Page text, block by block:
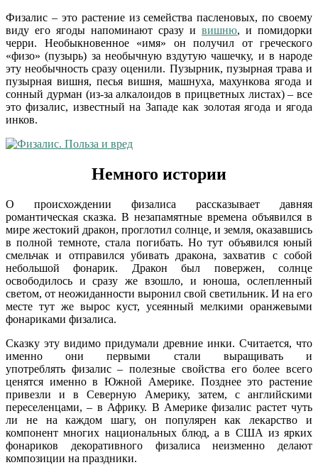
Физалис – это растение из семейства пасленовых, по своему
виду его ягоды напоминают сразу и вишню, и помидорки
черри. Необыкновенное «имя» он получил от греческого
«физо» (пузырь) за необычную вздутую чашечку, и в народе
эту необычность сразу оценили. Пузырник, пузырная трава и
пузырная вишня, песья вишня, машнуха, махункова ягода и
сонный дурман (из-за алкалоидов в прицветных листах) – все
это физалис, известный на Западе как золотая ягода и ягода
инков.
Немного истории
О происхождении физалиса рассказывает давняя
романтическая сказка. В незапамятные времена объявился в
мире жестокий дракон, проглотил солнце, и земля, оказавшись
в полной темноте, стала погибать. Но тут объявился юный
смельчак и отправился убивать дракона, захватив с собой
небольшой фонарик. Дракон был повержен, солнце
освободилось и сразу же взошло, и юноша, ослепленный
светом, от неожиданности выронил свой светильник. И на его
месте тут же вырос куст, усеянный мелкими оранжевыми
фонариками физалиса.
Сказку эту видимо придумали древние инки. Считается, что
именно они первыми стали выращивать и
употреблять физалис – полезные свойства его более всего
ценятся именно в Южной Америке. Позднее это растение
привезли и в Северную Америку, затем, с английскими
переселенцами, – в Африку. В Америке физалис растет чуть
ли не на каждом шагу, он популярен как лекарство и
компонент многих национальных блюд, а в США из ярких
фонариков декоративного физалиса неизменно делают
композиции на праздники.